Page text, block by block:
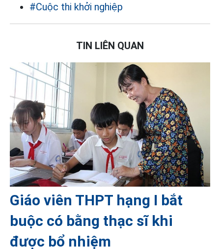
#Cuộc thi khởi nghiệp
TIN LIÊN QUAN
Giáo viên THPT hạng I bắt
buộc có bằng thạc sĩ khi
được bổ nhiệm